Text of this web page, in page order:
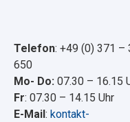
Telefon: +49 (0) 371 –
650
Mo- Do: 07.30 – 16.15
Fr: 07.30 – 14.15 Uhr
E-Mail : kontakt-